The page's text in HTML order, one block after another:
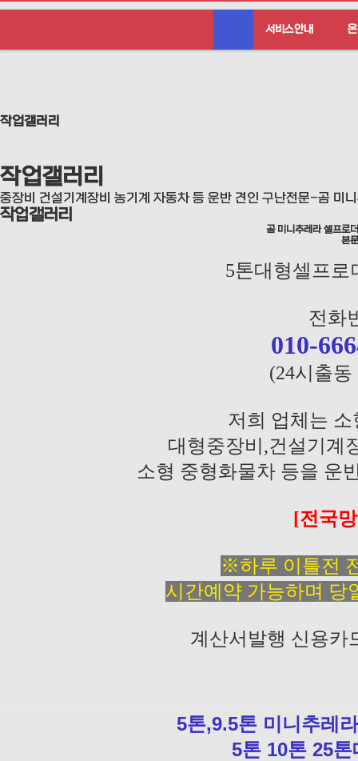
서비스안내
작업갤러리
작업갤러리
중장비 건설기계장비 농기계 자동차 등 운반 견인 구난전문-곰 미
작업갤러리
곰 미니추레라 셀프로
본문
5톤대형셀프
전화
010-
(24시출
저희 업체는
대형중장비,건설기계
소형 중형화물차 등을 운
[전국
※하루 이틀전
시간예약 가능하며
계산서발행 신용카
5톤,9.5톤 미니추레
5톤 10톤 25